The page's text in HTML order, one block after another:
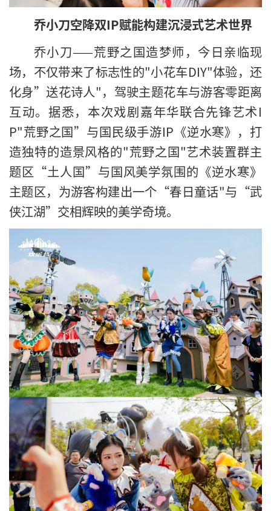
乔小刀空降双IP赋能构建沉浸式艺术世界
乔小刀——荒野之国造梦师，今日亲临现
场，不仅带来了标志性的"小花车DIY"体验，还
化身”送花诗人"，驾驶主题花车与游客零距离
互动。据悉，本次戏剧嘉年华联合先锋艺术I
P"荒野之国”与国民级手游IP《逆水寒》，打
造独特的造景风格的"荒野之国"艺术装置群主
题区“土人国”与国风美学氛围的《逆水寒》
主题区，为游客构建出一个“春日童话"与“武
侠江湖”交相辉映的美学奇境。